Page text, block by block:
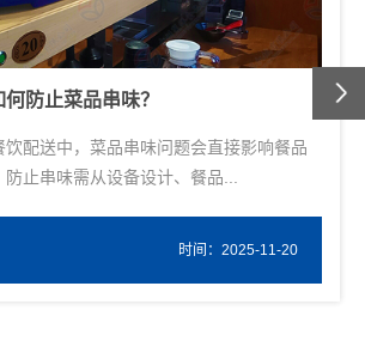
轨道布局有何讲究？
升餐饮配送效率的重要工具，其轨道布
行的流畅性、空间利用的合...
时间：2025-11-20